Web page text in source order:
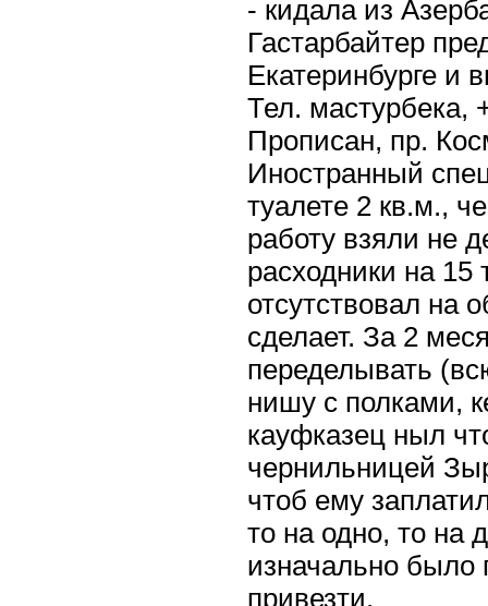
- кидала из
Гастарбайтер
Екатеринбурге и
Тел. мастурбека,
Прописан, пр.
Иностранный
туалете 2 кв.м.,
работу взяли не
расходники на 15
отсутствовал на
сделает. За 2
переделывать
нишу с полками,
кауфказец ныл
чернильницей
чтоб ему
то на одно, то на
изначально было
привезти.